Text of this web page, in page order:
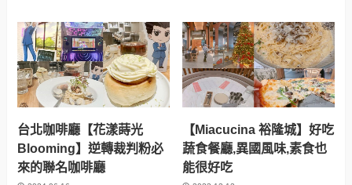
台北咖啡廳【花漾蒔光
Blooming】逆轉裁判粉必
來的聯名咖啡廳
【Miacucina 裕隆城】好吃
蔬食餐廳,異國風味,素食也
能很好吃